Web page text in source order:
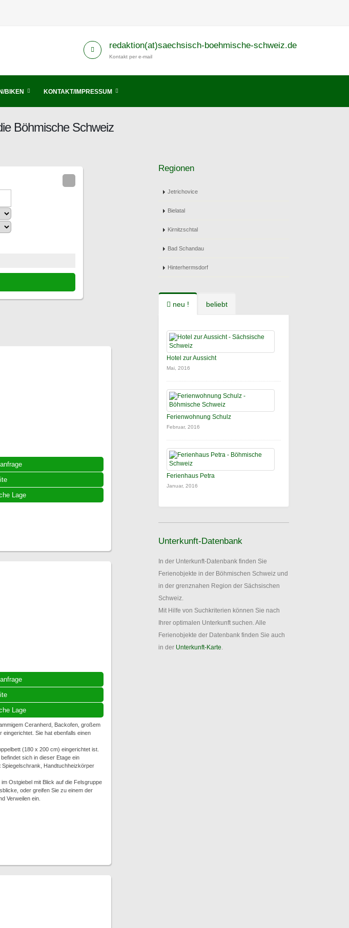
redaktion(at)saechsisch-boehmische-schweiz.de
Kontakt per e-mail
BIKEN KONTAKT/IMPRESSUM
Böhmische Schweiz
Lage
Lage
Ceranherd, Backofen, großem
Sie hat ebenfalls einen
(180 x 200 cm) eingerichtet ist.
sich in dieser Etage ein
Handtuchheizkörper
Ostgiebel mit Blick auf die Felsgruppe
oder greifen Sie zu einem der
Verweilen ein.
Regionen
Jetrichovice
Bielatal
Kirnitzschtal
Bad Schandau
Hinterhermsdorf
neu ! beliebt
Hotel zur Aussicht
Mai, 2016
Ferienwohnung Schulz
Februar, 2016
Ferienhaus Petra
Januar, 2016
Unterkunft-Datenbank
In der Unterkunft-Datenbank finden Sie
Ferienobjekte in der Böhmischen Schweiz und
in der grenznahen Region der Sächsischen
Schweiz.
Mit Hilfe von Suchkriterien können Sie nach
Ihrer optimalen Unterkunft suchen. Alle
Ferienobjekte der Datenbank finden Sie auch
in der Unterkunft-Karte.